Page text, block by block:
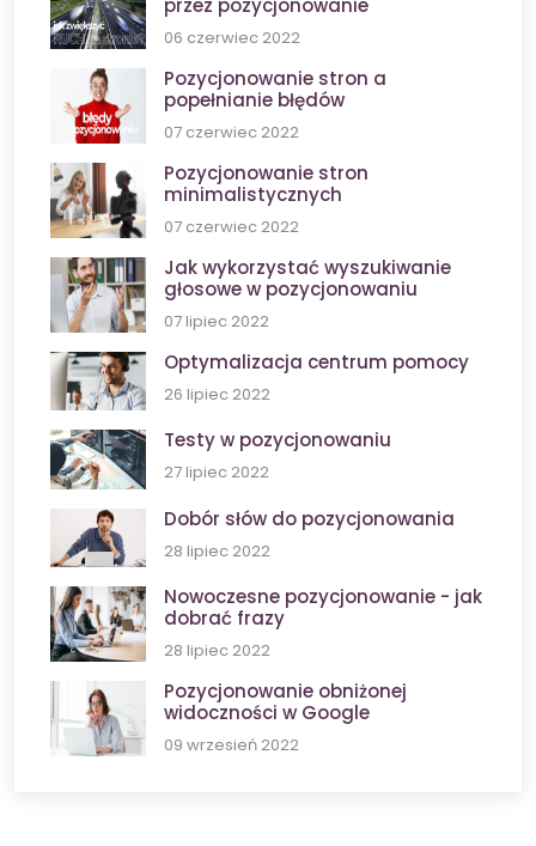
przez pozycjonowanie
06 czerwiec 2022
Pozycjonowanie stron a
popełnianie błędów
07 czerwiec 2022
Pozycjonowanie stron
minimalistycznych
07 czerwiec 2022
Jak wykorzystać wyszukiwanie
głosowe w pozycjonowaniu
07 lipiec 2022
Optymalizacja centrum pomocy
26 lipiec 2022
Testy w pozycjonowaniu
27 lipiec 2022
Dobór słów do pozycjonowania
28 lipiec 2022
Nowoczesne pozycjonowanie - jak
dobrać frazy
28 lipiec 2022
Pozycjonowanie obniżonej
widoczności w Google
09 wrzesień 2022